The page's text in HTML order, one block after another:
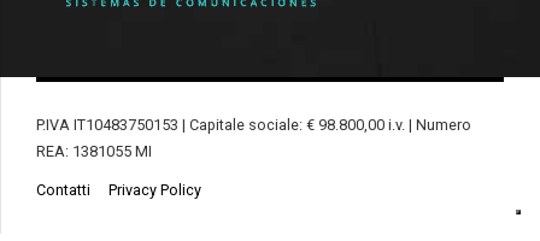
P.IVA IT10483750153 | Capitale sociale: € 98.800,00 i.v. | Numero
REA: 1381055 MI
Contatti Privacy Policy